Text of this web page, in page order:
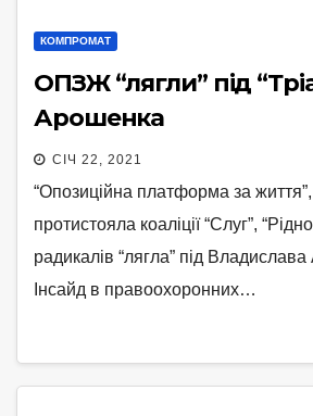
КОМПРОМАТ
ОПЗЖ “лягли” під
Арошенка
СІЧ 22, 2021
“Опозиційна платформа за
протистояла коаліції “Слуг”,
радикалів “лягла” під
Інсайд в правоохоронних…